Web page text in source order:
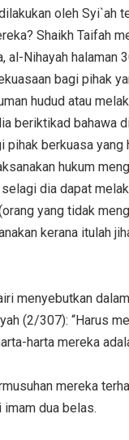
oleh Syi`ah
Shaikh Taifah
al-Nihayah halaman
bagi pihak
hudud atau
beriktikad bahawa
pihak berkuasa yang
hukum
dia dapat
yang tidak
kerana itulah
menyebutkan
(2/307): “Harus
harta mereka
mereka
dua belas.